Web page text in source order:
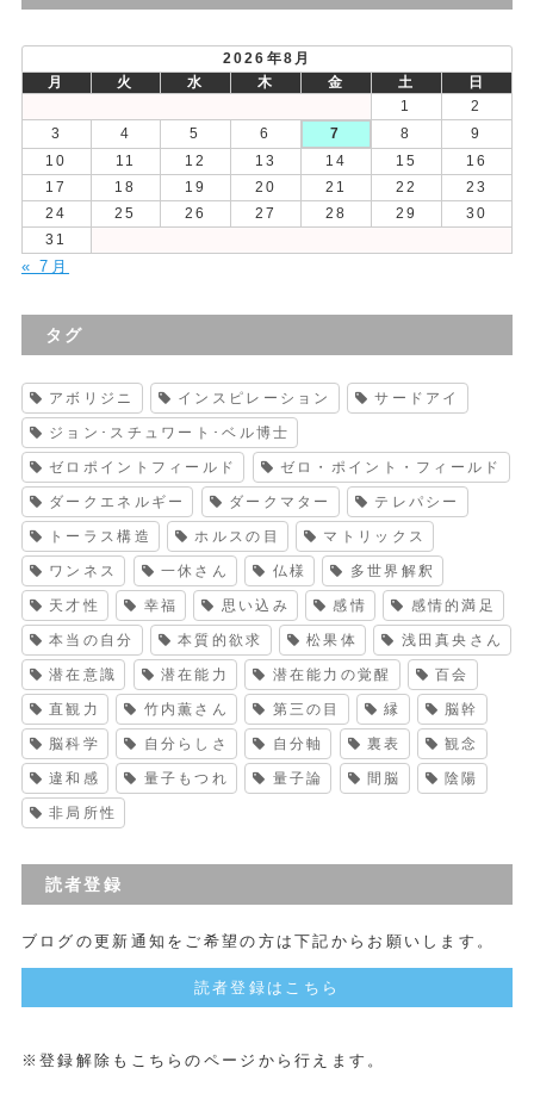
2026年8月
月
火 水 木 金 土
日
1
2
3
4 5 6 7 8
9
10
11 12 13 14 15
16
17
18 19 20 21 22
23
24
25 26 27 28 29
30
31
« 7月
タグ
アボリジニ インスピレーション サードアイ
ジョン･スチュワート･ベル博士
ゼロポイントフィールド ゼロ・ポイント・フィールド
ダークエネルギー ダークマター テレパシー
トーラス構造 ホルスの目 マトリックス
ワンネス 一休さん 仏様 多世界解釈
天才性 幸福 思い込み 感情 感情的満足
本当の自分 本質的欲求 松果体 浅田真央さん
潜在意識 潜在能力 潜在能力の覚醒 百会
直観力 竹内薫さん 第三の目 縁 脳幹
脳科学 自分らしさ 自分軸 裏表 観念
違和感 量子もつれ 量子論 間脳 陰陽
非局所性
読者登録
ブログの更新通知をご希望の方は下記からお願いします。
読者登録はこちら
※登録解除もこちらのページから行えます。